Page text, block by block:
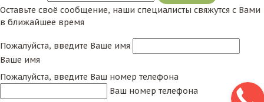
Оставьте своё сообщение, наши специалисты свяжутся с Вами
в ближайшее время
Пожалуйста, введите Ваше имя
Ваше имя
Пожалуйста, введите Ваш номер телефона
Ваш номер телефона